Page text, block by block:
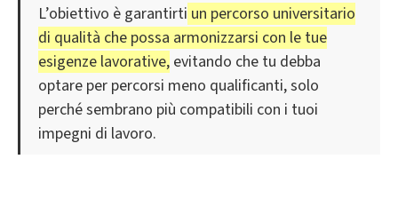
L’obiettivo è garantirti un percorso universitario
di qualità che possa armonizzarsi con le tue
esigenze lavorative, evitando che tu debba
optare per percorsi meno qualificanti, solo
perché sembrano più compatibili con i tuoi
impegni di lavoro.